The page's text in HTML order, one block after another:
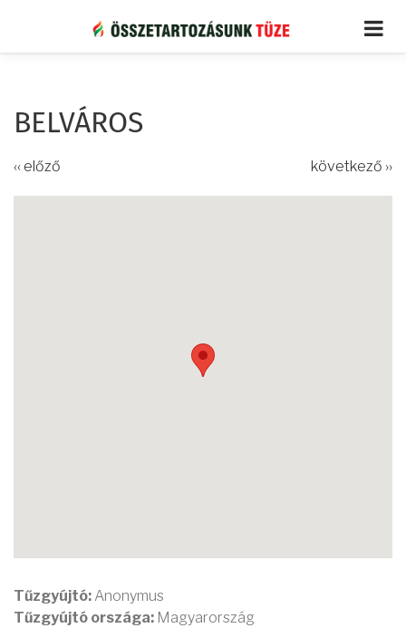
tartalomra
BELVÁROS
‹‹ előző következő ››
Tűzgyújtó: Anonymus
Tűzgyújtó országa: Magyarország